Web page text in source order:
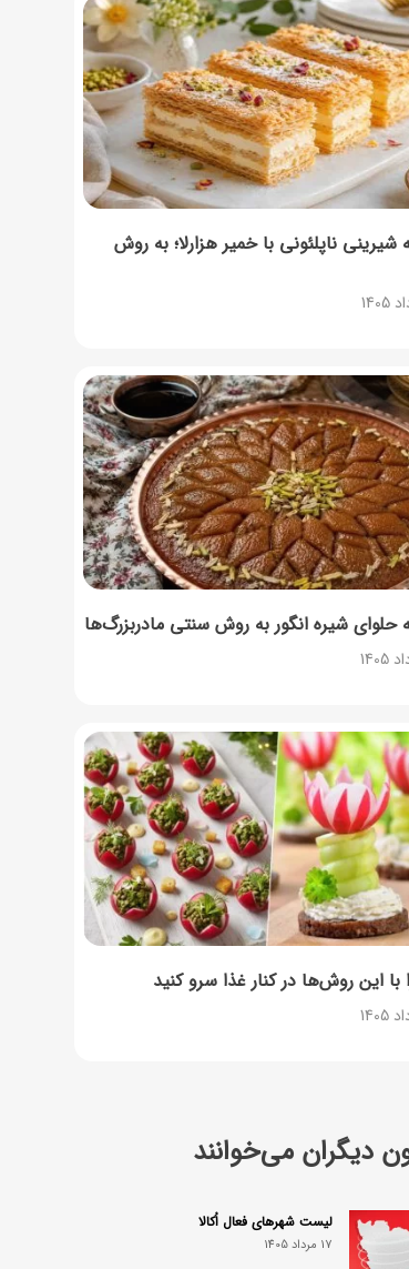
شیرینی ناپلئونی با خمیر هزارلا؛ به روش
حلوای شیره انگور به روش سنتی مادربزرگ‌ها
با این روش‌ها در کنار غذا سرو کنید
دیگران می‌خوانند
لیست شهرهای فعال اُکالا
17 مرداد 1405